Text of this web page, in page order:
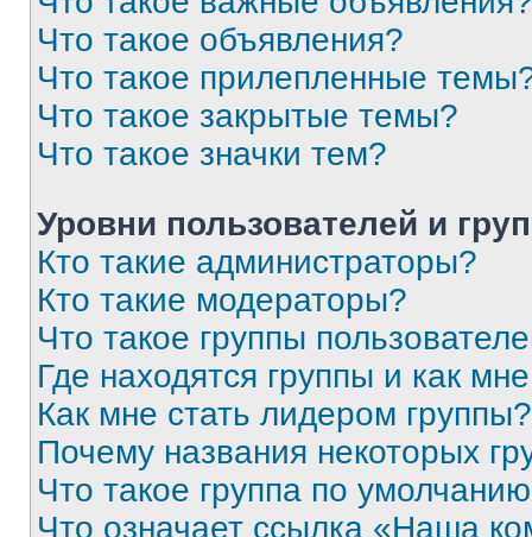
Что такое объявления?
Что такое прилепленные
Что такое закрытые темы?
Что такое значки тем?
Уровни пользователей и
Кто такие администраторы?
Кто такие модераторы?
Что такое группы
Где находятся группы и как
Как мне стать лидером группы?
Почему названия некоторых
Что такое группа по
Что означает ссылка «Наша